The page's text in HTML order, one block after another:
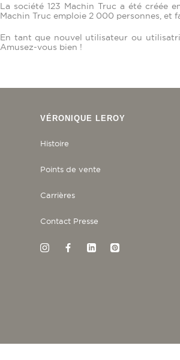
La société 123 Machin Truc a été créée
Machin Truc emploie 2 000 personnes, et
En tant que nouvel utilisateur ou
Amusez-vous bien !
VÉRONIQUE LEROY
Histoire
Points de vente
Carrières
Contact Presse